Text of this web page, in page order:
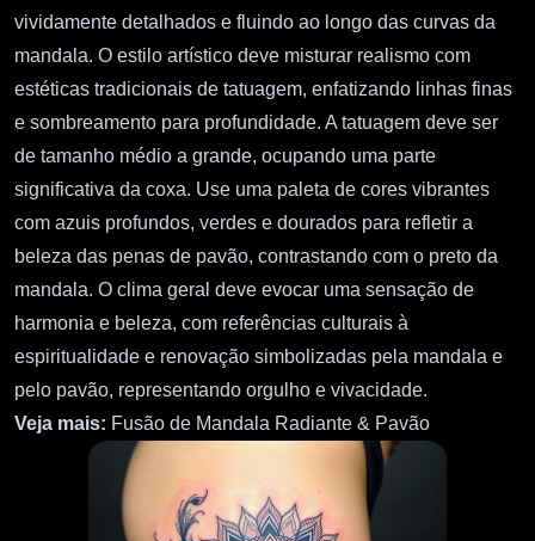
vividamente detalhados e fluindo ao longo das curvas da
mandala. O estilo artístico deve misturar realismo com
estéticas tradicionais de tatuagem, enfatizando linhas finas
e sombreamento para profundidade. A tatuagem deve ser
de tamanho médio a grande, ocupando uma parte
significativa da coxa. Use uma paleta de cores vibrantes
com azuis profundos, verdes e dourados para refletir a
beleza das penas de pavão, contrastando com o preto da
mandala. O clima geral deve evocar uma sensação de
harmonia e beleza, com referências culturais à
espiritualidade e renovação simbolizadas pela mandala e
pelo pavão, representando orgulho e vivacidade.
Veja mais: Fusão de Mandala Radiante & Pavão